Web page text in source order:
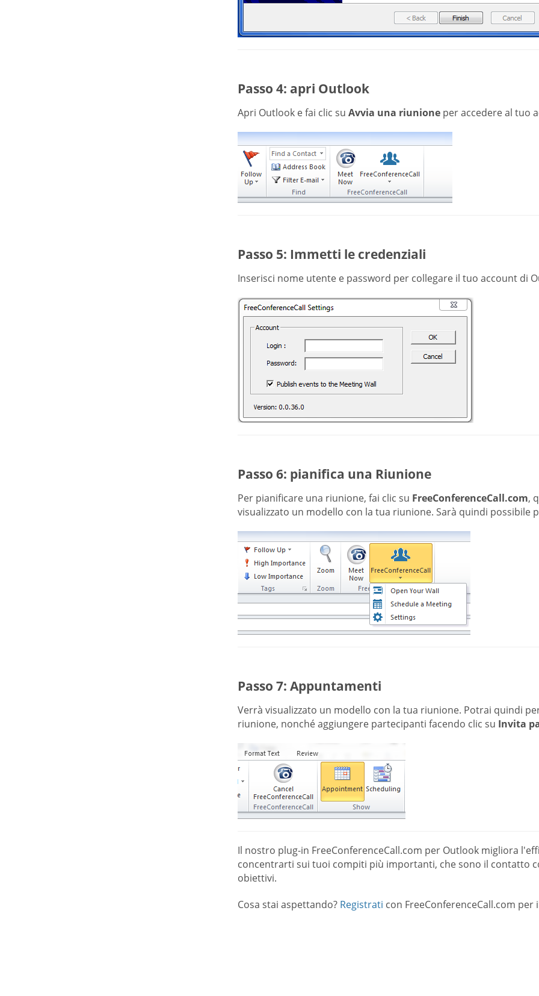
Passo 4: apri Outlook
Apri Outlook e fai clic su Avvia una riunioneper accedere al tuo
Passo 5: Immetti le credenziali
Inserisci nome utente e password per collegare il tuo account di
Passo 6: pianifica una Riunione
Per pianificare una riunione, fai clic su FreeConferenceCall.com,
visualizzato un modello con la tua riunione. Sarà quindi possibile
Passo 7: Appuntamenti
Verrà visualizzato un modello con la tua riunione. Potrai quindi
riunione, nonché aggiungere partecipanti facendo clic su Invita
Il nostro plug-in FreeConferenceCall.com per Outlook migliora
concentrarti sui tuoi compiti più importanti, che sono il contatto
obiettivi.
Cosa stai aspettando? Registrati con FreeConferenceCall.com